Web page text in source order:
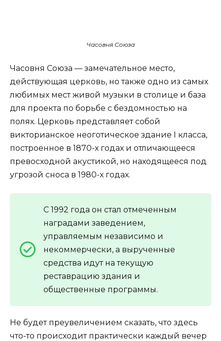
Часовня Союза
Часовня Союза — замечательное место,
действующая церковь, но также одно из самых
любимых мест живой музыки в столице и база
для проекта по борьбе с бездомностью на
полях. Церковь представляет собой
викторианское неоготическое здание I класса,
построенное в 1870-х годах и отличающееся
превосходной акустикой, но находящееся под
угрозой сноса в 1980-х годах.
С 1992 года он стал отмеченным
наградами заведением,
управляемым независимо и
некоммерчески, а вырученные
средства идут на текущую
реставрацию здания и
общественные программы.
Не будет преувеличением сказать, что здесь
что-то происходит практически каждый вечер